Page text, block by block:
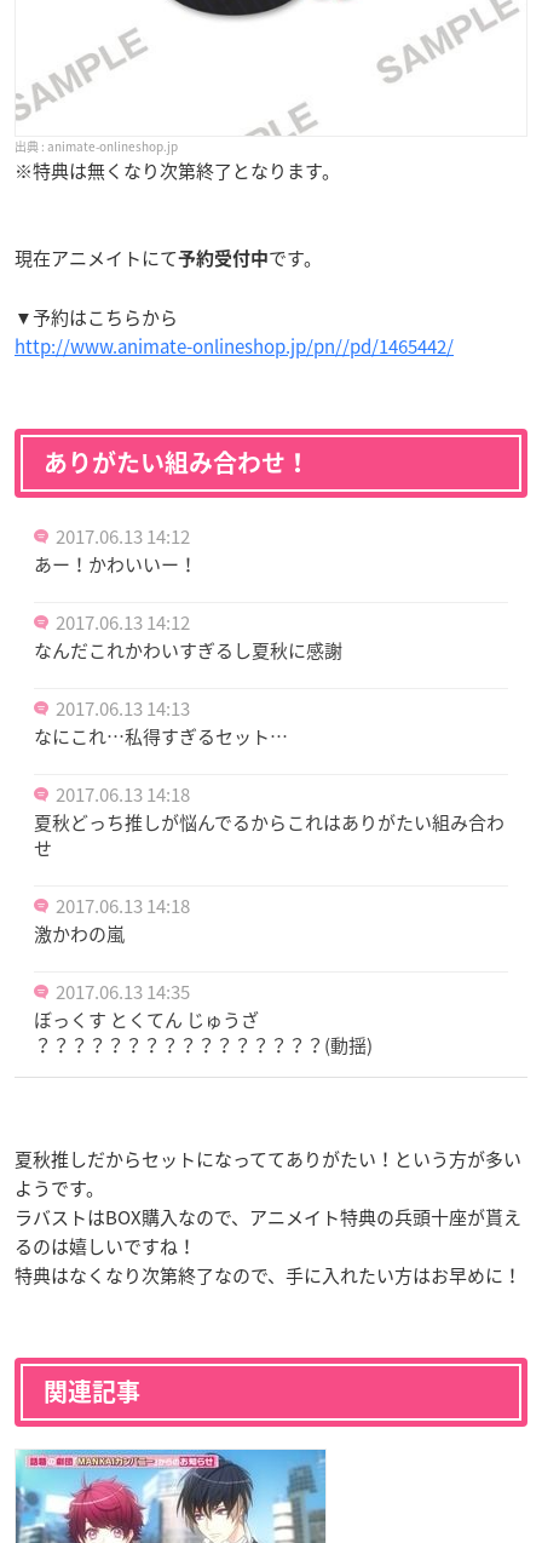
animate-onlineshop.jp
※特典は無くなり次第終了となります。
現在アニメイトにて予約受付中です。
▼予約はこちらから
http://www.animate-onlineshop.jp/pn//pd/1465442/
ありがたい組み合わせ！
2017.06.13 14:12
あー！かわいいー！
2017.06.13 14:12
なんだこれかわいすぎるし夏秋に感謝
2017.06.13 14:13
なにこれ…私得すぎるセット…
2017.06.13 14:18
夏秋どっち推しが悩んでるからこれはありがたい組み合わ
せ
2017.06.13 14:18
激かわの嵐
2017.06.13 14:35
ぼっくす とくてん じゅうざ
？？？？？？？？？？？？？？？？(動揺)
夏秋推しだからセットになっててありがたい！という方が多い
ようです。
ラバストはBOX購入なので、アニメイト特典の兵頭十座が貰え
るのは嬉しいですね！
特典はなくなり次第終了なので、手に入れたい方はお早めに！
関連記事